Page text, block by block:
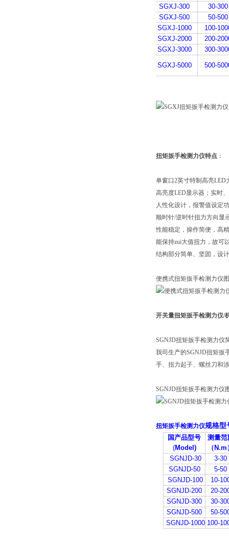
SGXJ-300
30-300
SGXJ-500
50-500
SGXJ-1000
100-
SGXJ-2000
200-
SGXJ-3000
300-
SGXJ-5000 500-
扭矩扳手检测力仪特点 ：
单窗口2英寸特制高亮LED
高亮度LED显示器；实时
人性化设计，报警值设定
顺时针/逆时针扭力方向显
性能稳定，操作简便，高
能保持zui大值扭力，故可
结构部分简单、坚固，设
便携式扭矩扳手检测力仪
开关量扭矩扳手检测力仪/
SGNJD扭矩扳手检测力仪
我司生产的SGNJD扭矩扳
手、扭力起子、螺丝刀和
SGNJD扭矩扳手检测力仪
扭矩扳手检测力仪规格型
国产品型号
(Model)
测量范
（N.m
SGNJD-30
3-30
SGNJD-50
5-50
SGNJD-100
10-
SGNJD-200
20-
SGNJD-300
30-
SGNJD-500
50-
SGNJD-1000 100-